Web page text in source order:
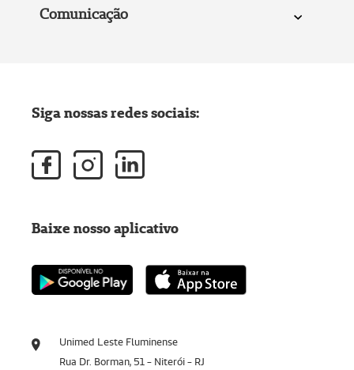
Comunicação
Unimed Leste Fluminense
Rua Dr. Borman, 51 - Niterói - RJ
Siga nossas redes sociais:
Baixe nosso aplicativo